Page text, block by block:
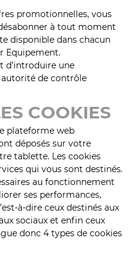
promotionnelles, vous
à tout moment
disponible dans chacun
Equipement.
d’introduire une
autorité de contrôle
COOKIES
plateforme web
déposés sur votre
tablette. Les cookies
qui vous sont destinés.
au fonctionnement
ses performances,
à-dire ceux destinés aux
sociaux et enfin ceux
donc 4 types de cookies